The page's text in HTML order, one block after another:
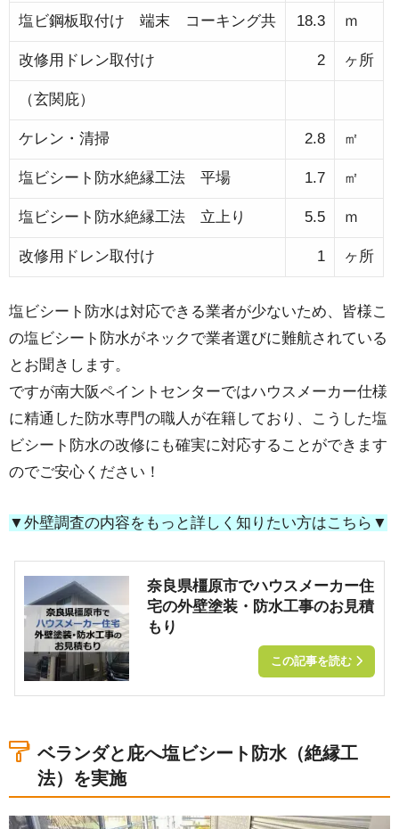
塩ビ鋼板取付け 端末 コーキング共 18.3 ｍ
改修用ドレン取付け 2 ヶ所
（玄関庇）
ケレン・清掃 2.8 ㎡
塩ビシート防水絶縁工法 平場 1.7 ㎡
塩ビシート防水絶縁工法 立上り 5.5 ｍ
改修用ドレン取付け 1 ヶ所
塩ビシート防水は対応できる業者が少ないため、皆様こ
の塩ビシート防水がネックで業者選びに難航されている
とお聞きします。
ですが南大阪ペイントセンターではハウスメーカー仕様
に精通した防水専門の職人が在籍しており、こうした塩
ビシート防水の改修にも確実に対応することができます
のでご安心ください！
▼外壁調査の内容をもっと詳しく知りたい方はこちら▼
奈良県橿原市でハウスメーカー住
宅の外壁塗装・防水工事のお見積
もり
この記事を読む
ベランダと庇へ塩ビシート防水（絶縁工
法）を実施